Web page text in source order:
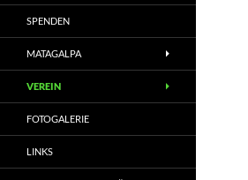
SPENDEN
MATAGALPA
VEREIN
FOTOGALERIE
LINKS